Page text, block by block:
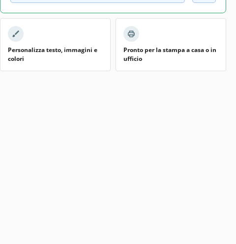
Personalizza testo, immagini e
colori
Pronto per la stampa a casa o in
ufficio